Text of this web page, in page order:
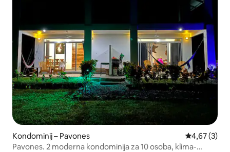
Kondominij – Pavones Prosječna
4,67 (3)
Pavones. 2 moderna kondominija za 10 osoba, klima-